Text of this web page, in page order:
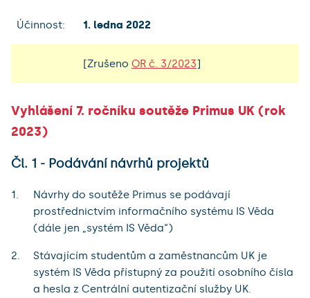
Účinnost: 1. ledna 2022
[Zrušeno OR č. 3/2023]
Vyhlášení 7. ročníku soutěže Primus UK (rok
2023)
Čl. 1 - Podávání návrhů projektů
Návrhy do soutěže Primus se podávají
prostřednictvím informačního systému IS Věda
(dále jen „systém IS Věda“)
Stávajícím studentům a zaměstnancům UK je
systém IS Věda přístupný za použití osobního čísla
a hesla z Centrální autentizační služby UK.